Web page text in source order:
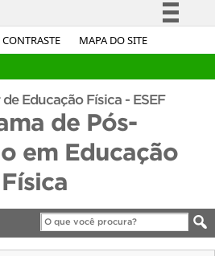
CONTRASTE MAPA DO SITE
Simplifique!
Acesso à informação
Legislação
Canais
Educação Física - ESEF
de Pós-
em Educação
Física